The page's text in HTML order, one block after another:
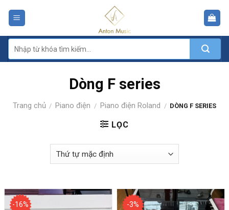
kiếm:
Dòng F series
Trang chủ / Piano điện / Piano điện Roland / DÒNG F SERIES
LỌC
-16% -3%